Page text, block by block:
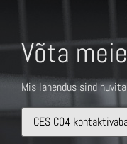
Võta
Mis lahendus sind